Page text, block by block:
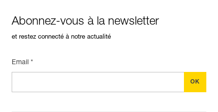
Abonnez-vous à la newsletter
et restez connecté à notre actualité
Email *